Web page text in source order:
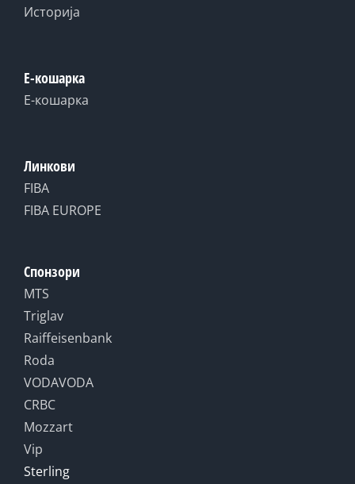
Историја
Е-кошарка
Е-кошарка
Линкови
FIBA
FIBA EUROPE
Спонзори
MTS
Triglav
Raiffeisenbank
Roda
VODAVODA
CRBC
Mozzart
Vip
Sterling